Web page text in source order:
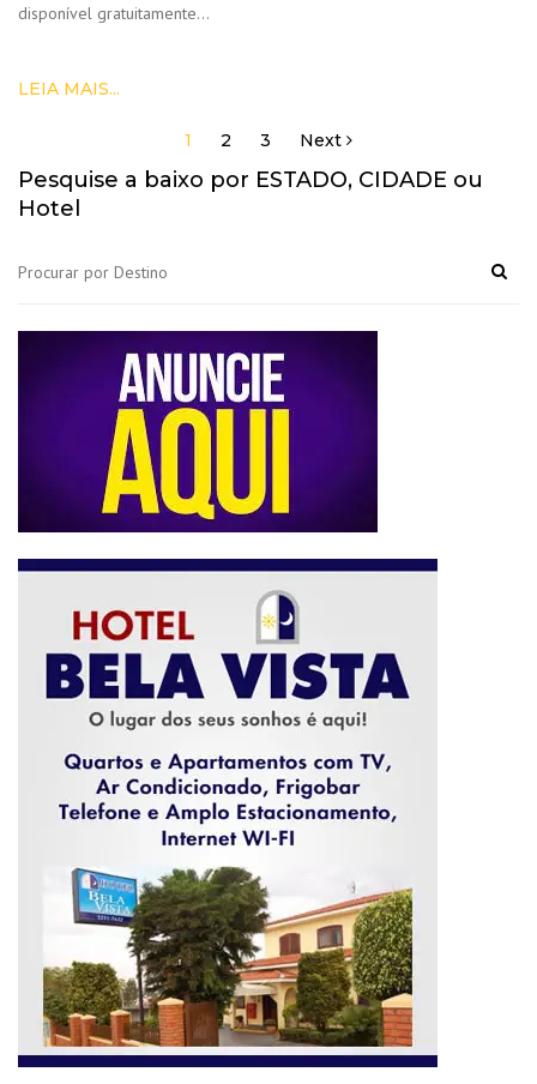
disponível gratuitamente…
LEIA MAIS...
por
posts
1 2 3 Next
Pesquise a baixo por ESTADO, CIDADE ou
Hotel